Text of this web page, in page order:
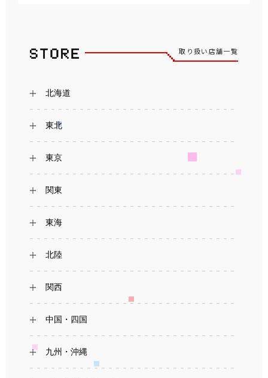
取り扱い店舗一覧
北海道
東北
東京
関東
東海
北陸
関西
中国・四国
九州・沖縄